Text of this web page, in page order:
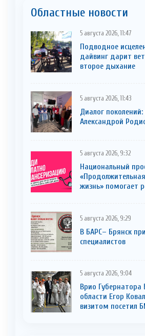
Областные новости
5 августа 2026, 11:47
Подводное
дайвинг дарит
второе дыхание
5 августа 2026, 11:43
Диалог поколений:
Александрой
5 августа 2026, 9:32
Национальный
жизнь» помогает
5 августа 2026, 9:29
В БАРС– Брянcк
cпециaлистoв
5 августа 2026, 9:04
Врио Губернатора
области Егор
визитом посетил